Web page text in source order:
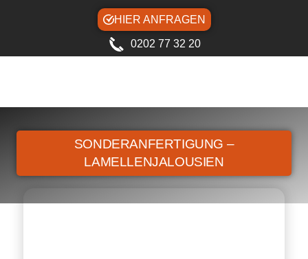
HIER ANFRAGEN
0202 77 32 20
SONDERANFERTIGUNG –
LAMELLENJALOUSIEN